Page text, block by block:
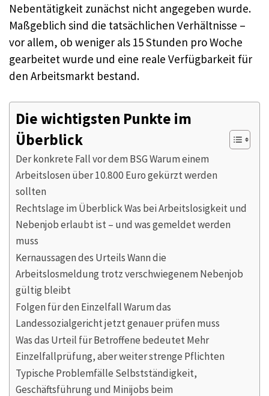
Nebentätigkeit zunächst nicht angegeben wurde.
Maßgeblich sind die tatsächlichen Verhältnisse –
vor allem, ob weniger als 15 Stunden pro Woche
gearbeitet wurde und eine reale Verfügbarkeit für
den Arbeitsmarkt bestand.
Die wichtigsten Punkte im
Überblick
Der konkrete Fall vor dem BSG Warum einem
Arbeitslosen über 10.800 Euro gekürzt werden
sollten
Rechtslage im Überblick Was bei Arbeitslosigkeit und
Nebenjob erlaubt ist – und was gemeldet werden
muss
Kernaussagen des Urteils Wann die
Arbeitslosmeldung trotz verschwiegenem Nebenjob
gültig bleibt
Folgen für den Einzelfall Warum das
Landessozialgericht jetzt genauer prüfen muss
Was das Urteil für Betroffene bedeutet Mehr
Einzelfallprüfung, aber weiter strenge Pflichten
Typische Problemfälle Selbstständigkeit,
Geschäftsführung und Minijobs beim